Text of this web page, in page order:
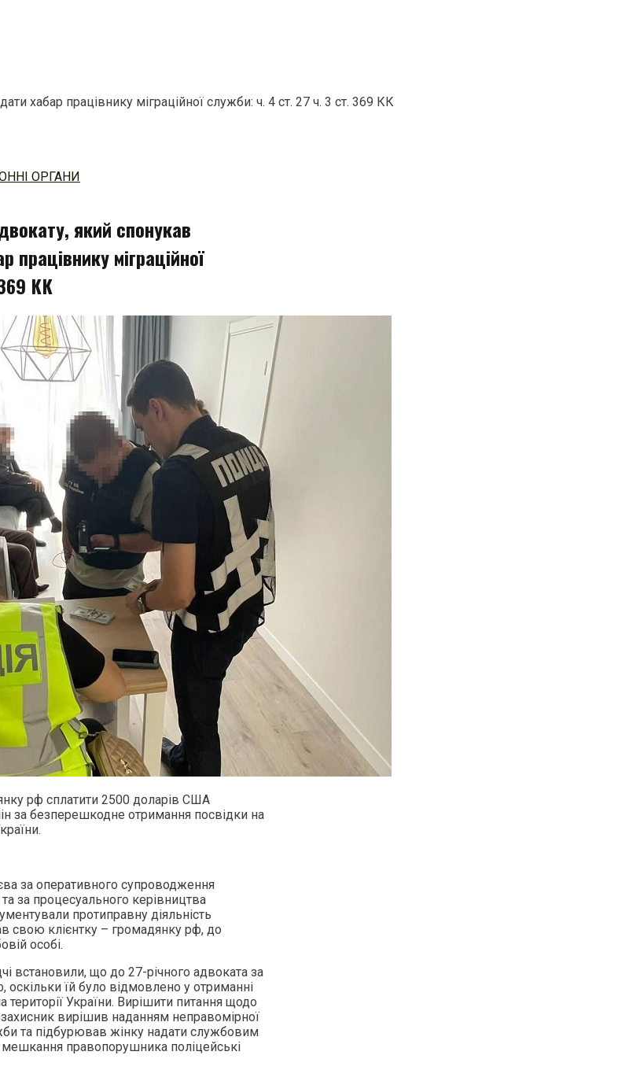
хабар працівнику міграційної служби: ч. 4 ст. 27 ч. 3 ст. 369 КК
ОРГАНИ
який спонукав
міграційної
КК
рф сплатити 2500 доларів США
за безперешкодне отримання посвідки на
за оперативного супроводження
за процесуального керівництва
протиправну діяльність
свою клієнтку – громадянку рф, до
особі.
встановили, що до 27-річного адвоката за
їй було відмовлено у отриманні
України. Вирішити питання щодо
вирішив наданням неправомірної
та підбурював жінку надати службовим
правопорушника поліцейські